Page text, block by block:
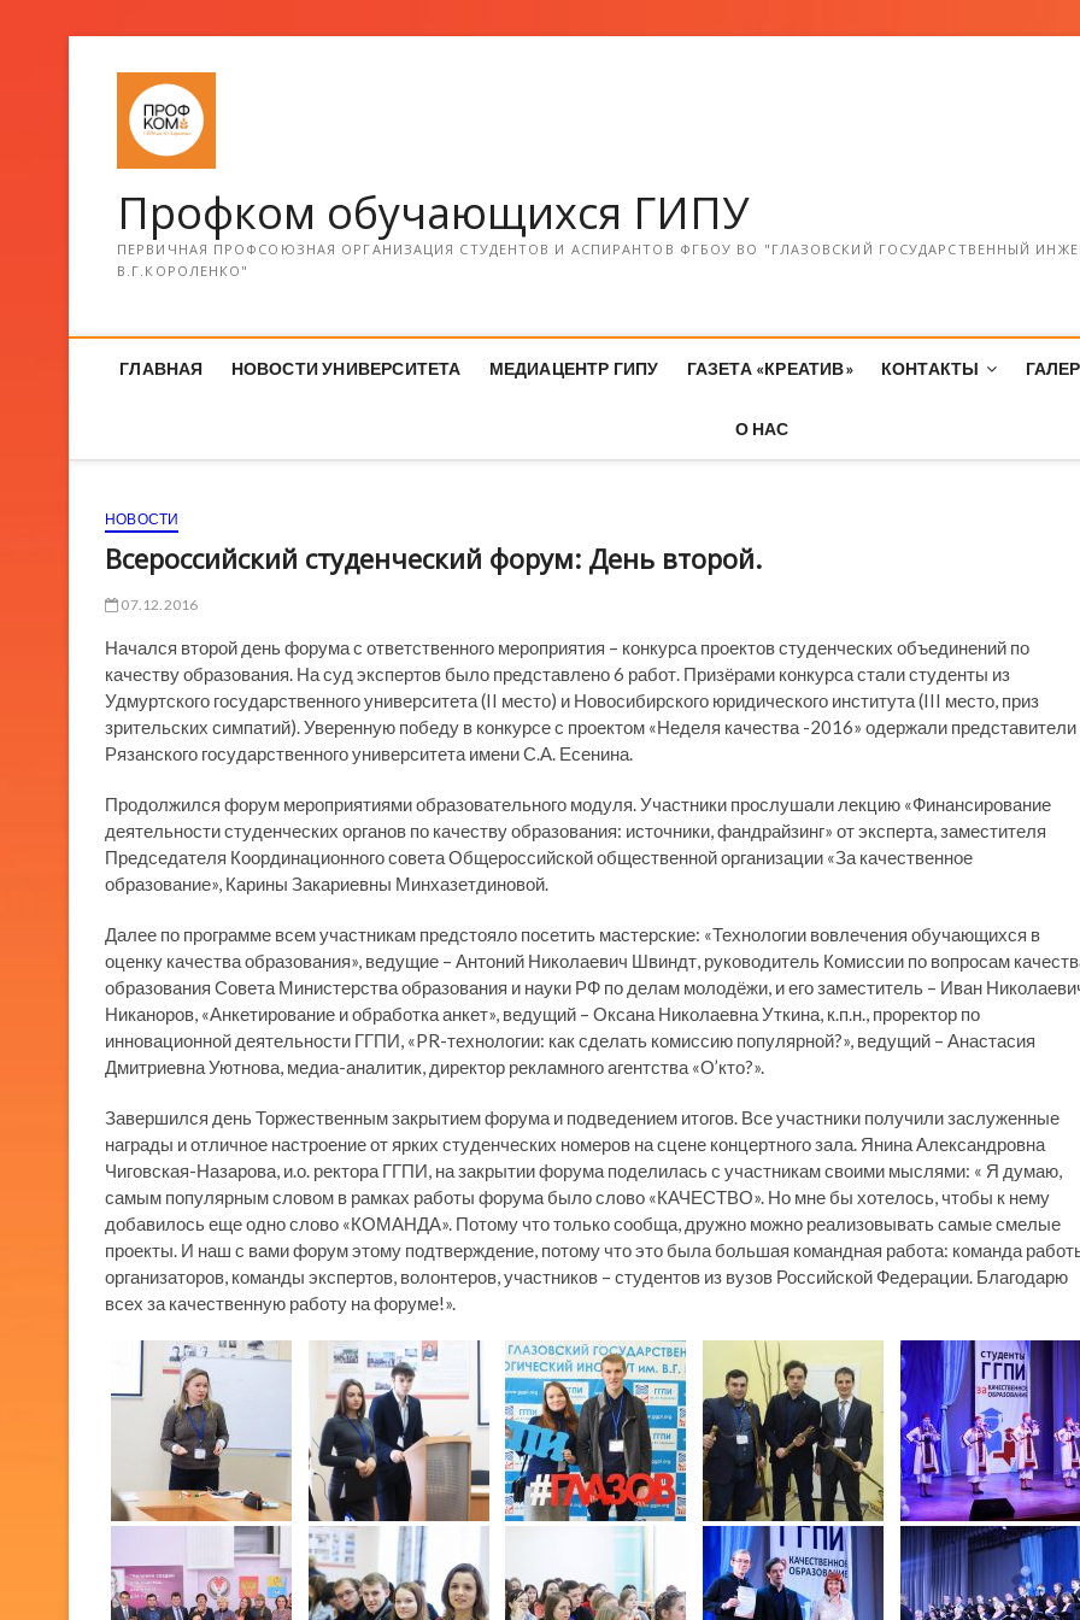
Профком обучающихся ГИПУ
ПЕРВИЧНАЯ ПРОФСОЮЗНАЯ ОРГАНИЗАЦИЯ СТУДЕНТОВ И АСПИРАНТОВ ФГБОУ ВО "ГЛАЗОВСКИЙ ГОСУДАРСТВЕННЫЙ
В.Г.КОРОЛЕНКО"
ГЛАВНАЯ НОВОСТИ УНИВЕРСИТЕТА МЕДИАЦЕНТР ГИПУ ГАЗЕТА «КРЕАТИВ» КОНТАКТЫ
О НАС
НОВОСТИ
Всероссийский студенческий форум: День второй.
07.12.2016
Начался второй день форума с ответственного мероприятия – конкурса проектов студенческих объединений по
качеству образования. На суд экспертов было представлено 6 работ. Призёрами конкурса стали студенты из
Удмуртского государственного университета (II место) и Новосибирского юридического института (III место, приз
зрительских симпатий). Уверенную победу в конкурсе с проектом «Неделя качества -2016» одержали представители
Рязанского государственного университета имени С.А. Есенина.
Продолжился форум мероприятиями образовательного модуля. Участники прослушали лекцию «Финансирование
деятельности студенческих органов по качеству образования: источники, фандрайзинг» от эксперта, заместителя
Председателя Координационного совета Общероссийской общественной организации «За качественное
образование», Карины Закариевны Минхазетдиновой.
Далее по программе всем участникам предстояло посетить мастерские: «Технологии вовлечения обучающихся в
оценку качества образования», ведущие – Антоний Николаевич Швиндт, руководитель Комиссии по вопросам
образования Совета Министерства образования и науки РФ по делам молодёжи, и его заместитель – Иван
Никаноров, «Анкетирование и обработка анкет», ведущий – Оксана Николаевна Уткина, к.п.н., проректор по
инновационной деятельности ГГПИ, «PR-технологии: как сделать комиссию популярной?», ведущий – Анастасия
Дмитриевна Уютнова, медиа-аналитик, директор рекламного агентства «О’кто?».
Завершился день Торжественным закрытием форума и подведением итогов. Все участники получили заслуженные
награды и отличное настроение от ярких студенческих номеров на сцене концертного зала. Янина Александровна
Чиговская-Назарова, и.о. ректора ГГПИ, на закрытии форума поделилась с участникам своими мыслями: « Я думаю,
самым популярным словом в рамках работы форума было слово «КАЧЕСТВО». Но мне бы хотелось, чтобы к нему
добавилось еще одно слово «КОМАНДА». Потому что только сообща, дружно можно реализовывать самые смелые
проекты. И наш с вами форум этому подтверждение, потому что это была большая командная работа: команда
организаторов, команды экспертов, волонтеров, участников – студентов из вузов Российской Федерации. Благодарю
всех за качественную работу на форуме!».